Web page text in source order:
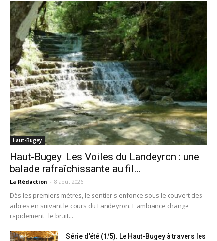
Haut-Bugey
Haut-Bugey. Les Voiles du Landeyron : une
balade rafraîchissante au fil...
La Rédaction - 8 août 2026
Dès les premiers mètres, le sentier s'enfonce sous le couvert des
arbres en suivant le cours du Landeyron. L'ambiance change
rapidement : le bruit...
Série d’été (1/5). Le Haut-Bugey à travers les